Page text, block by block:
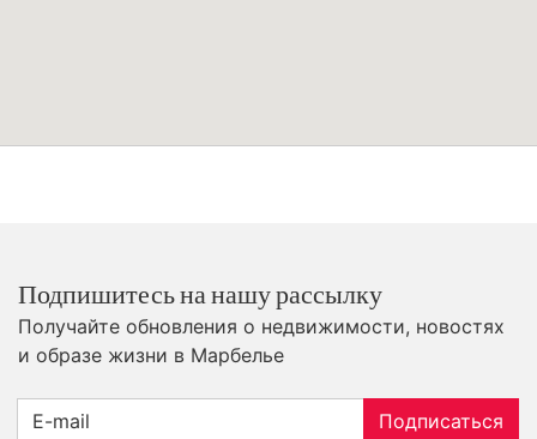
Подпишитесь на нашу рассылку
Получайте обновления о недвижимости, новостях
и образе жизни в Марбелье
Подписаться